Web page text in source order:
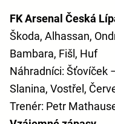
FK Arsenal Česká
Škoda, Alhassan,
Bambara, Fišl, Huf
Náhradníci: Šťovíček
Slanina, Vostřel,
Trenér: Petr